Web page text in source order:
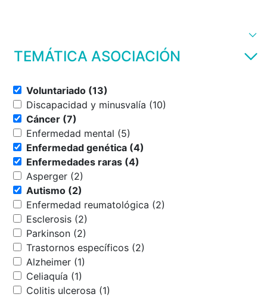
TEMÁTICA ASOCIACIÓN
Voluntariado (13)
Discapacidad y minusvalía (10)
Cáncer (7)
Enfermedad mental (5)
Enfermedad genética (4)
Enfermedades raras (4)
Asperger (2)
Autismo (2)
Enfermedad reumatológica (2)
Esclerosis (2)
Parkinson (2)
Trastornos específicos (2)
Alzheimer (1)
Celiaquía (1)
Colitis ulcerosa (1)